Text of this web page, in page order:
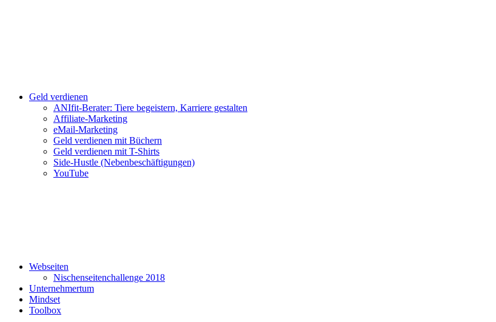
Geld verdienen
ANIfit-Berater: Tiere begeistern, Karriere gestalten
Affiliate-Marketing
eMail-Marketing
Geld verdienen mit Büchern
Geld verdienen mit T-Shirts
Side-Hustle (Nebenbeschäftigungen)
YouTube
Webseiten
Nischenseitenchallenge 2018
Unternehmertum
Mindset
Toolbox